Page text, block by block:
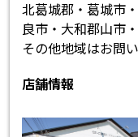
北葛城郡・葛城市
良市・大和郡山市
その他地域はお問
店舗情報